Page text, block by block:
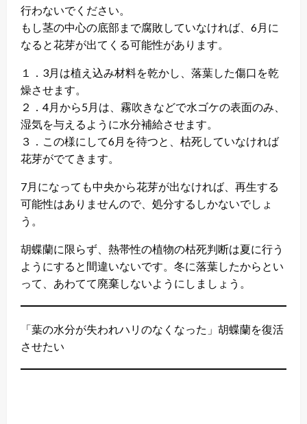
行わないでください。
もし茎の中心の底部まで腐敗していなければ、6月に
なると花芽が出てくる可能性があります。
１．3月は植え込み材料を乾かし、落葉した傷口を乾
燥させます。
２．4月から5月は、霧吹きなどで水ゴケの表面のみ、
湿気を与えるように水分補給させます。
３．この様にして6月を待つと、枯死していなければ
花芽がでてきます。
7月になっても中央から花芽が出なければ、再生する
可能性はありませんので、処分するしかないでしょ
う。
胡蝶蘭に限らず、熱帯性の植物の枯死判断は夏に行う
ようにすると間違いないです。冬に落葉したからとい
って、あわてて廃棄しないようにしましょう。
「葉の水分が失われハリのなくなった」胡蝶蘭を復活
させたい